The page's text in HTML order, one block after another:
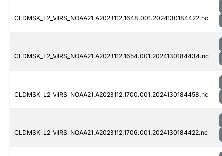
CLDMSK_L2_VIIRS_NOAA21.A2023112.1648.001.2024130184422.nc
CLDMSK_L2_VIIRS_NOAA21.A2023112.1654.001.2024130184434.nc
CLDMSK_L2_VIIRS_NOAA21.A2023112.1700.001.2024130184458.nc
CLDMSK_L2_VIIRS_NOAA21.A2023112.1706.001.2024130184422.nc